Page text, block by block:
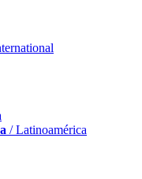
/ Latinoamérica